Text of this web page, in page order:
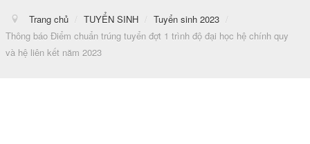
Trang chủ / TUYỂN SINH / Tuyển sinh 2023
/
Thông báo Điểm chuẩn trúng tuyển đợt 1 trình độ đại học hệ chính quy
và hệ liên kết năm 2023